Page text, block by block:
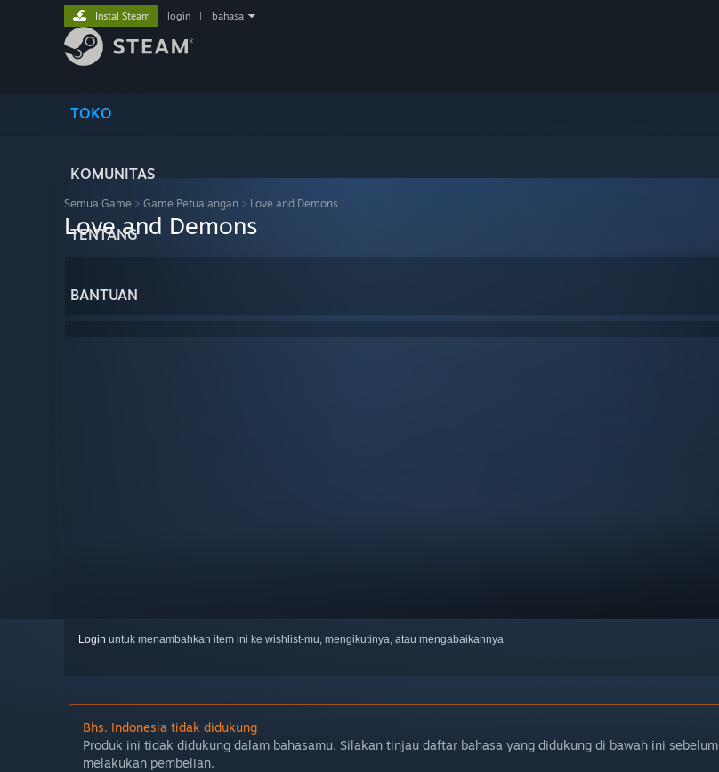
TOKO
KOMUNITAS
TENTANG
BANTUAN
Instal Steam login bahasa
Semua Game > Game Petualangan > Love and Demons
Love and Demons
Login untuk menambahkan item ini ke wishlist-mu, mengikutinya, atau mengabaikannya
Bhs. Indonesia tidak didukung
Produk ini tidak didukung dalam bahasamu. Silakan tinjau daftar bahasa yang didukung di bawah ini sebelum
melakukan pembelian.